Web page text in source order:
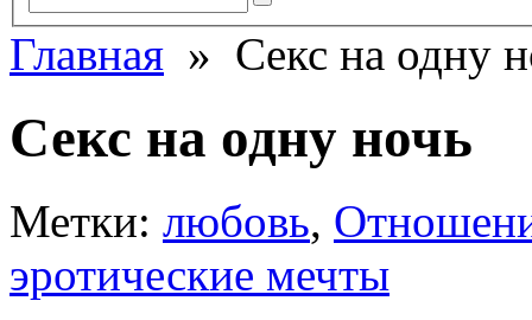
Главная » Секс на одну
Секс на одну ночь
Метки: любовь,
эротические мечты